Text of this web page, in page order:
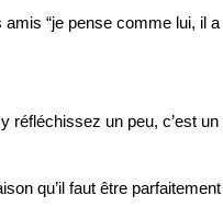
amis “je pense comme lui, il
réfléchissez un peu, c’est un
qu’il faut être